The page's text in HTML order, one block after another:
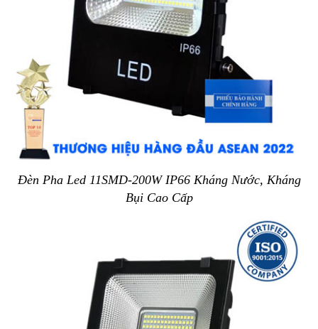
Đèn Pha Led 11SMD-200W IP66 Kháng Nước, Kháng
Bụi Cao Cấp